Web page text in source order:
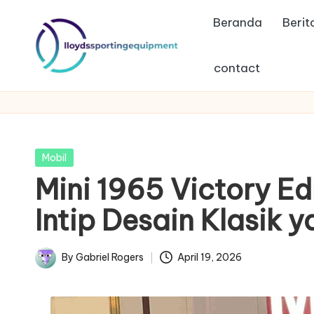
ll
o
y
d
s
s
p
o
Beranda
contact
Posted
Mobil
Mini 1965 Victory
Intip Desain Klasik
Posted
By Gabriel Rogers April 19, 2026